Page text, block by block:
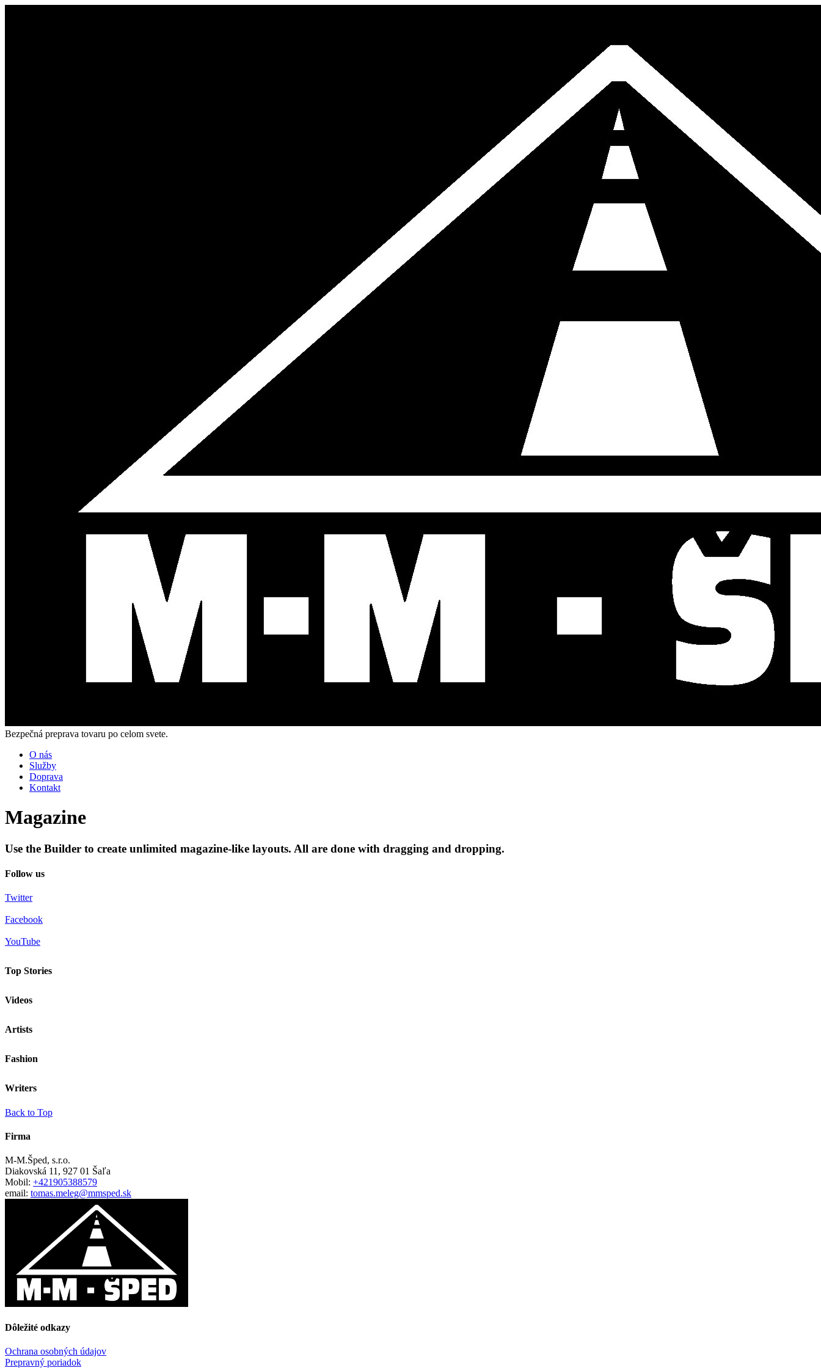
Bezpečná preprava tovaru po celom svete.
O nás
Služby
Doprava
Kontakt
Magazine
Use the Builder to create unlimited magazine-like layouts. All are done with dragging and dropping.
Follow us
Twitter
Facebook
YouTube
Top Stories
Videos
Artists
Fashion
Writers
Back to Top
Firma
M-M.Šped, s.r.o.
Diakovská 11, 927 01 Šaľa
Mobil: +421905388579
email: tomas.meleg@mmsped.sk
Dôležité odkazy
Ochrana osobných údajov
Prepravný poriadok